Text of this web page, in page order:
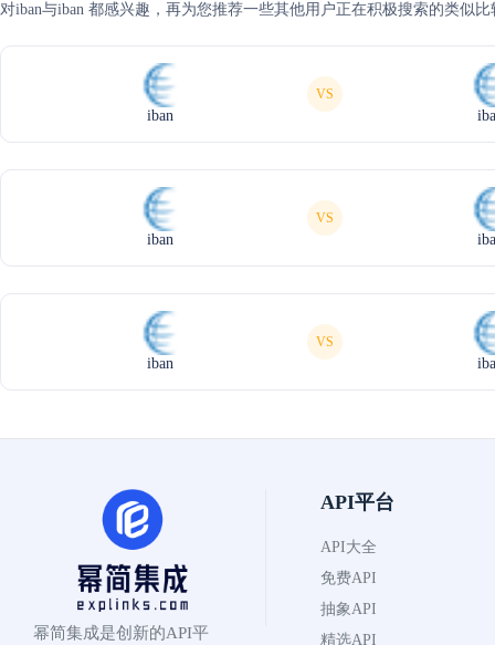
对iban与iban 都感兴趣，再为您推荐一些其他用户正在积极搜索的类似比
iban
VS
iban
VS
iban
VS
幂简集成是创新的API平
API平台
API大全
免费API
抽象API
精选API